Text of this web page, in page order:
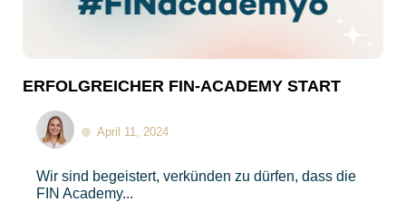
ERFOLGREICHER FIN-ACADEMY START
April 11, 2024
Wir sind begeistert, verkünden zu dürfen, dass die
FIN Academy...